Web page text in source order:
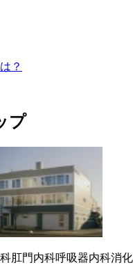
？
プ
肛門内科呼吸器内科消